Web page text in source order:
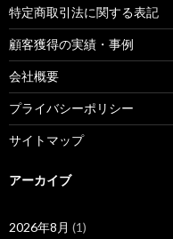
特定商取引法に関する表記
顧客獲得の実績・事例
会社概要
プライバシーポリシー
サイトマップ
アーカイブ
2026年8月 (1)